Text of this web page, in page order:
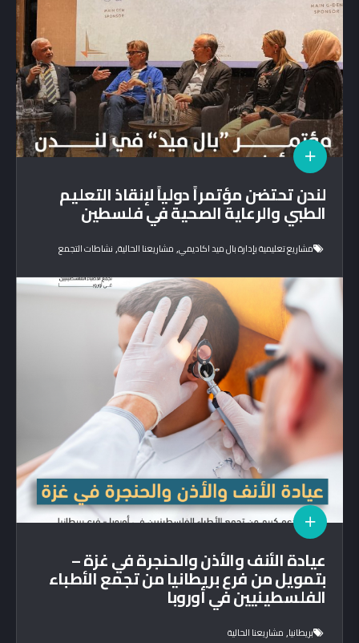
لندن تحتضن مؤتمراً دولياً لإنقاذ التعليم
الطبي والرعاية الصحية في فلسطين
مشاريع تعليمية بإدارة بال ميد اكاديمي, مشاريعنا الحالية, نشاطات التجمع
عيادة الأنف والأذن والحنجرة في غزة –
بتمويل من فرع بريطانيا من تجمع الأطباء
الفلسطينيين في أوروبا
بريطانيا, مشاريعنا الحالية